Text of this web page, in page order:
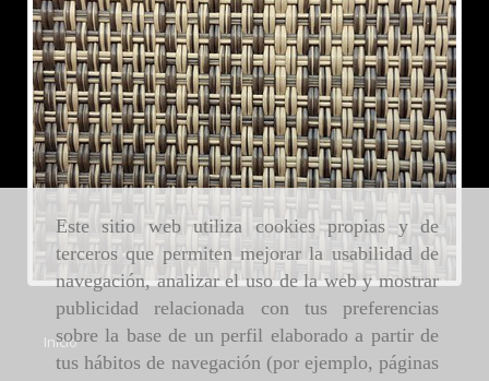
Este sitio web utiliza cookies propias y de
terceros que permiten mejorar la usabilidad de
navegación, analizar el uso de la web y mostrar
publicidad relacionada con tus preferencias
sobre la base de un perfil elaborado a partir de
tus hábitos de navegación (por ejemplo, páginas
Inicio